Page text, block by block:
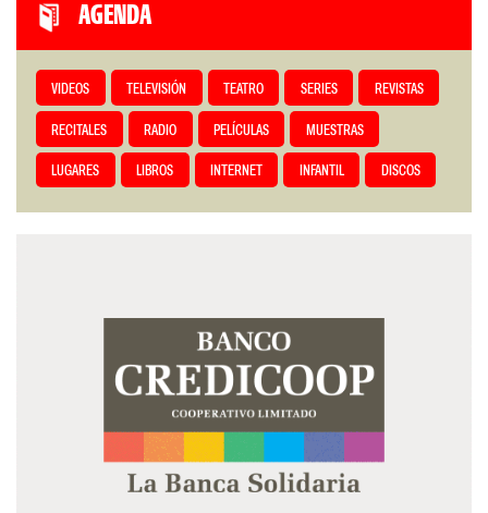
AGENDA
VIDEOS TELEVISIÓN TEATRO SERIES REVISTAS
RECITALES RADIO PELÍCULAS MUESTRAS
LUGARES LIBROS INTERNET INFANTIL DISCOS